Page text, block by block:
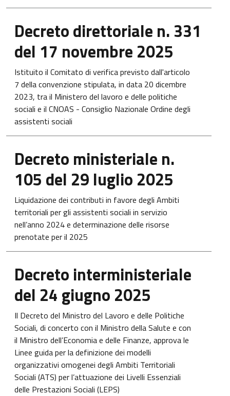
Decreto direttoriale n. 331
del 17 novembre 2025
Istituito il Comitato di verifica previsto dall'articolo
7 della convenzione stipulata, in data 20 dicembre
2023, tra il Ministero del lavoro e delle politiche
sociali e il CNOAS - Consiglio Nazionale Ordine degli
assistenti sociali
Decreto ministeriale n.
105 del 29 luglio 2025
Liquidazione dei contributi in favore degli Ambiti
territoriali per gli assistenti sociali in servizio
nell’anno 2024 e determinazione delle risorse
prenotate per il 2025
Decreto interministeriale
del 24 giugno 2025
Il Decreto del Ministro del Lavoro e delle Politiche
Sociali, di concerto con il Ministro della Salute e con
il Ministro dell’Economia e delle Finanze, approva le
Linee guida per la definizione dei modelli
organizzativi omogenei degli Ambiti Territoriali
Sociali (ATS) per l’attuazione dei Livelli Essenziali
delle Prestazioni Sociali (LEPS)